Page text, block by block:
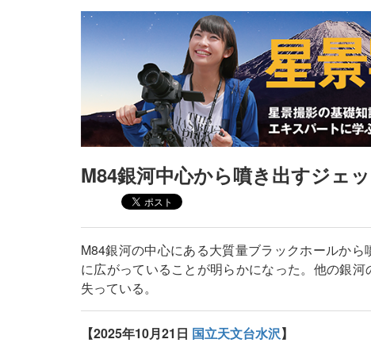
プ
M84銀河中心から噴き出すジェ
M84銀河の中心にある大質量ブラックホールか
に広がっていることが明らかになった。他の銀
失っている。
【2025年10月21日 国立天文台水沢】